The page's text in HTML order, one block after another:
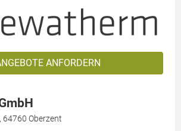
ANFORDERN
Oberzent